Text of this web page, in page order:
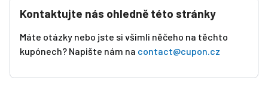
Kontaktujte nás ohledně této stránky
Máte otázky nebo jste si všimli něčeho na těchto
kupónech? Napište nám na contact@cupon.cz